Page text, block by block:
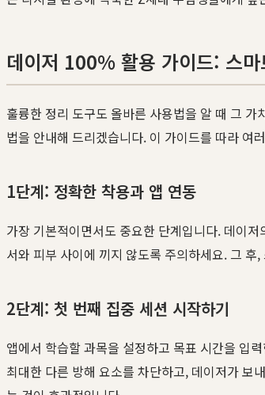
데이저 100% 활용 가이드: 스
훌륭한 정리 도구도 올바른 사용법을 알 때 그 가
법을 안내해 드리겠습니다. 이 가이드를 따라 여
1단계: 정확한 착용과 앱 연동
가장 기본적이면서도 중요한 단계입니다. 데이
서와 피부 사이에 끼지 않도록 주의하세요. 그
2단계: 첫 번째 집중 세션 시작하기
앱에서 학습할 과목을 설정하고 목표 시간을 입
최대한 다른 방해 요소를 차단하고, 데이저가 보